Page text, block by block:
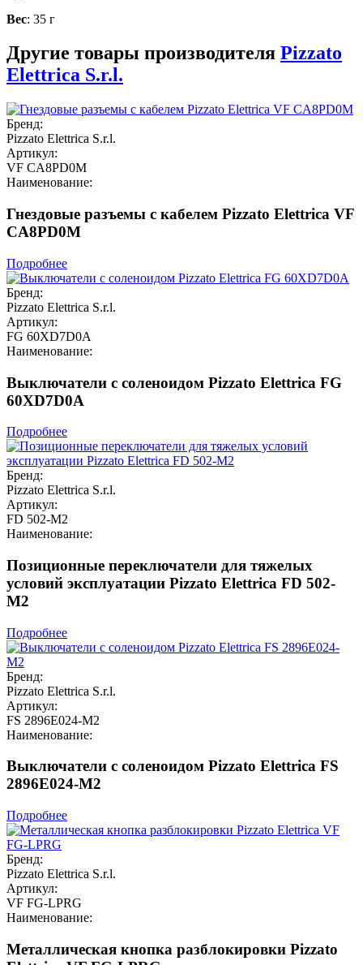
Вес: 35 г
Другие товары производителя Pizzato
Elettrica S.r.l.
Бренд:
Pizzato Elettrica S.r.l.
Артикул:
VF CA8PD0M
Наименование:
Гнездовые разъемы с кабелем Pizzato Elettrica VF
CA8PD0M
Подробнее
Бренд:
Pizzato Elettrica S.r.l.
Артикул:
FG 60XD7D0A
Наименование:
Выключатели с соленоидом Pizzato Elettrica FG
60XD7D0A
Подробнее
Бренд:
Pizzato Elettrica S.r.l.
Артикул:
FD 502-M2
Наименование:
Позиционные переключатели для тяжелых
условий эксплуатации Pizzato Elettrica FD 502-
M2
Подробнее
Бренд:
Pizzato Elettrica S.r.l.
Артикул:
FS 2896E024-M2
Наименование:
Выключатели с соленоидом Pizzato Elettrica FS
2896E024-M2
Подробнее
Бренд:
Pizzato Elettrica S.r.l.
Артикул:
VF FG-LPRG
Наименование:
Металлическая кнопка разблокировки Pizzato